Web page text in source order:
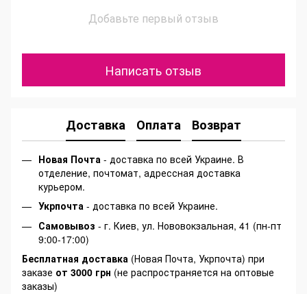
Добавьте первый отзыв
Написать отзыв
Доставка Оплата Возврат
Новая Почта - доставка по всей Украине. В
отделение, почтомат, адрессная доставка
курьером.
Укрпочта - доставка по всей Украине.
Самовывоз - г. Киев, ул. Нововокзальная, 41 (пн-пт
9:00-17:00)
Бесплатная доставка (Новая Почта, Укрпочта) при
заказе от 3000 грн (не распространяется на оптовые
заказы)